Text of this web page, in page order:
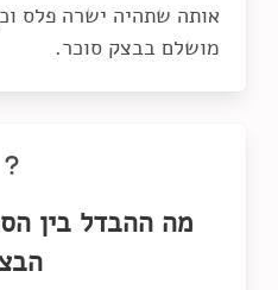
אותה שתהיה ישרה פלס
מושלם בבצק סוכר.
מה ההבדל בין